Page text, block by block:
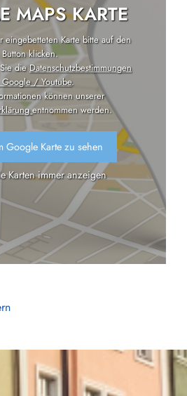
MAPS KARTE
eingebetteten Karte bitte auf den
Button klicken.
dieDatenschutzbestimmungen
Google / Youtube.
können unserer
entnommen werden.
Google Karte zu sehen
Karten immer anzeigen